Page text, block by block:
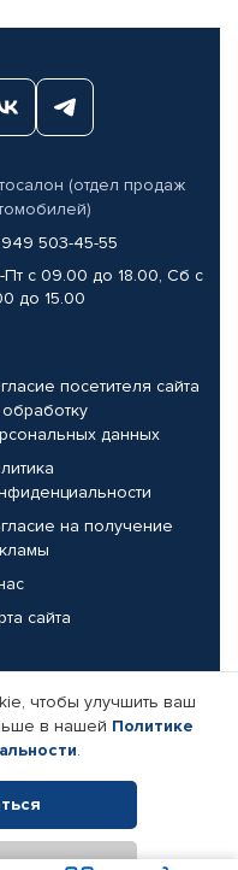
(отдел продаж
503-45-55
Пт с 09.00 до 18.00, Сб с
до 15.00
посетителя сайта
данных
на получение
сайта
компании
чтобы улучшить ваш
в нашей Политике
.